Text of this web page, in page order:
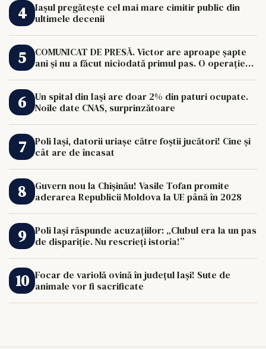
Iașul pregătește cel mai mare cimitir public din
ultimele decenii
COMUNICAT DE PRESĂ. Victor are aproape șapte
ani și nu a făcut niciodată primul pas. O operație
Un spital din Iași are doar 2% din paturi ocupate.
Noile date CNAS, surprinzătoare
Poli Iași, datorii uriașe către foștii jucători! Cine și
cât are de încasat
Guvern nou la Chișinău! Vasile Tofan promite
aderarea Republicii Moldova la UE până în 2028
Poli Iași răspunde acuzațiilor: „Clubul era la un pas
de dispariție. Nu rescrieți istoria!”
Focar de variolă ovină în județul Iași! Sute de
animale vor fi sacrificate